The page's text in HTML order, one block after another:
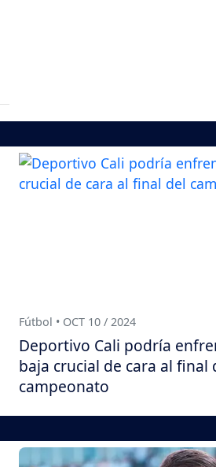
Fútbol • OCT 10 / 2024
Deportivo Cali podría
baja crucial de cara al final
campeonato